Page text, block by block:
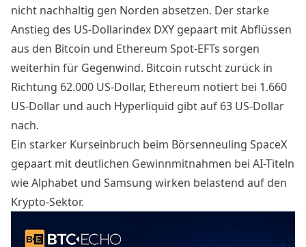
nicht nachhaltig gen Norden absetzen. Der starke
Anstieg des US-Dollarindex DXY gepaart mitAbflüssen
aus den Bitcoin und Ethereum Spot-EFTs sorgen
weiterhin für Gegenwind. Bitcoin rutscht zurück in
Richtung 62.000 US-Dollar, Ethereum notiert bei 1.660
US-Dollar und auch Hyperliquid gibt auf 63 US-Dollar
nach.
Ein starker Kurseinbruch beim Börsenneuling SpaceX
gepaart mit deutlichen Gewinnmitnahmen bei AI-Titeln
wie Alphabet und Samsung wirken belastend auf den
Krypto-Sektor.